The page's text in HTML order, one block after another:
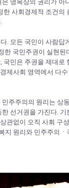
명목상의 권리가 아
사회경제적 조건의
. 모든 국민이 사람답
한 국민주권이 실현된
민은 주권을 제대로
제사회 영역에서 다
주주의의 원리는 상
선거권을 가진다.
관없이 오직 사회 구
지 원리와 민주주의